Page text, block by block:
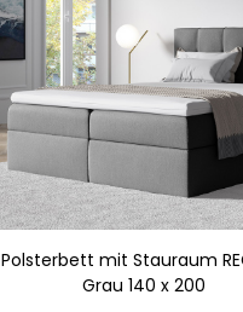
Polsterbett mit Stauraum
Grau 140 x 200